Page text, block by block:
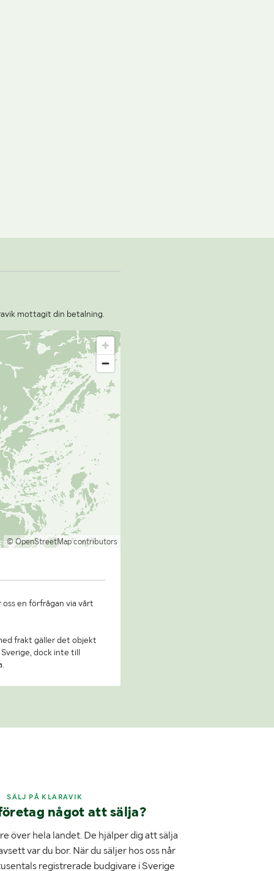
mottagit din betalning.
© OpenStreetMap contributors
en förfrågan via vårt
frakt gäller det objekt
dock inte till
SÄLJ PÅ KLARAVIK
något att sälja?
över hela landet. De hjälper dig att sälja
var du bor. När du säljer hos oss når
registrerade budgivare i Sverige